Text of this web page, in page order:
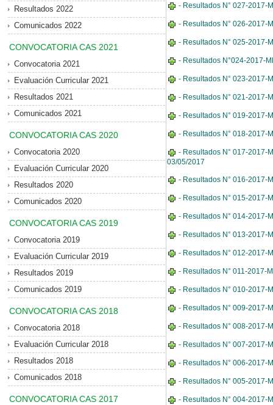
Resultados 2022
Comunicados 2022
CONVOCATORIA CAS 2021
Convocatoria 2021
Evaluación Curricular 2021
Resultados 2021
Comunicados 2021
CONVOCATORIA CAS 2020
Convocatoria 2020
Evaluación Curricular 2020
Resultados 2020
Comunicados 2020
CONVOCATORIA CAS 2019
Convocatoria 2019
Evaluación Curricular 2019
Resultados 2019
Comunicados 2019
CONVOCATORIA CAS 2018
Convocatoria 2018
Evaluación Curricular 2018
Resultados 2018
Comunicados 2018
CONVOCATORIA CAS 2017
- Resultados N° 027-2017-
- Resultados N° 026-2017-
- Resultados N° 025-2017-
- Resultados N°024-2017-
- Resultados N° 023-2017-
- Resultados N° 021-2017-
- Resultados N° 019-2017-
- Resultados N° 018-2017-
- Resultados N° 017-2017-
03/05/2017
- Resultados N° 016-2017-
- Resultados N° 015-2017-
- Resultados N° 014-2017-
- Resultados N° 013-2017-
- Resultados N° 012-2017-
- Resultados N° 011-2017-
- Resultados N° 010-2017-
- Resultados N° 009-2017-
- Resultados N° 008-2017-
- Resultados N° 007-2017-
- Resultados N° 006-2017-
- Resultados N° 005-2017-
- Resultados N° 004-2017-